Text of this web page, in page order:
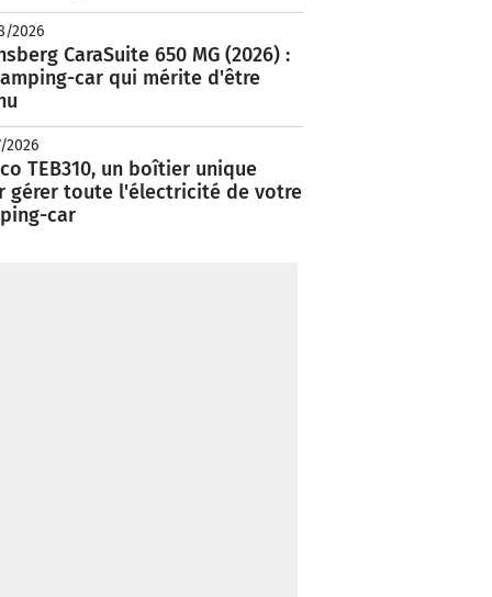
2026
CaraSuite 650 MG (2026) :
car qui mérite d'être
2026
TEB310, un boîtier unique
gérer toute l'électricité de votre
car